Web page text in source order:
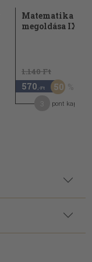
Matematika
megoldása IX-
1.140 Ft
570 ,-Ft 50
pont kapható